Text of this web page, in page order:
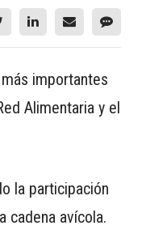
importantes
Alimentaria y el
la participación
cadena avícola.